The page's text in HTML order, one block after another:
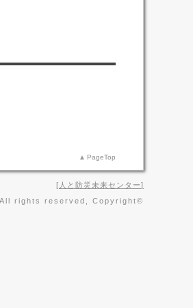
PageTop
人と防災未来センター
All rights reserved, Copyright©